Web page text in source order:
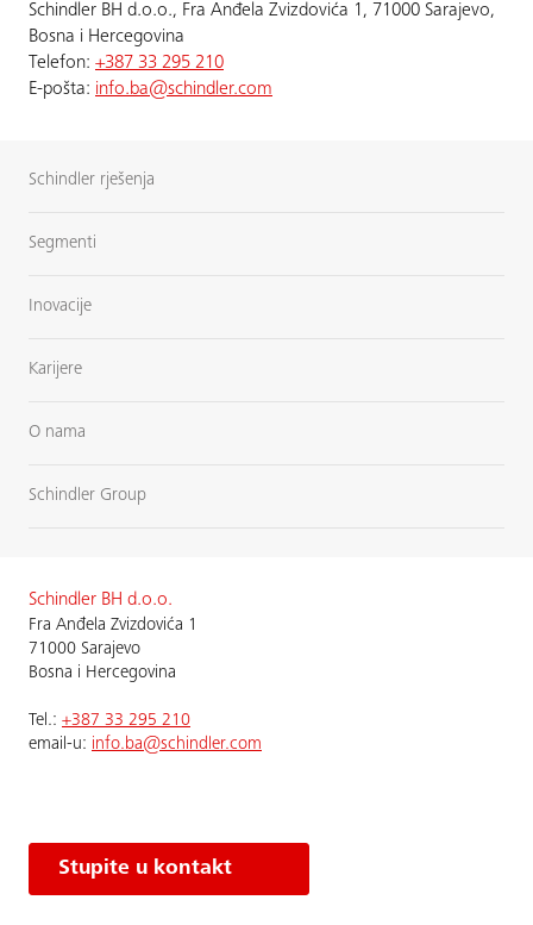
Schindler BH d.o.o., Fra Anđela Zvizdovića 1, 71000 Sarajevo,
Bosna i Hercegovina
Telefon: +387 33 295 210
E-pošta: info.ba@schindler.com
Schindler rješenja
Segmenti
Inovacije
Karijere
O nama
Schindler Group
Schindler BH d.o.o.
Fra Anđela Zvizdovića 1
71000 Sarajevo
Bosna i Hercegovina
Теl.: +387 33 295 210
email-u: info.ba@schindler.com
Stupite u kontakt